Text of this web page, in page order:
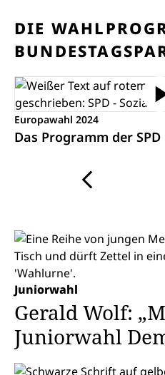
DIE
Europawahl 2024
Das Programm der SPD
Juniorwahl
Gerald Wolf:
Juniorwahl